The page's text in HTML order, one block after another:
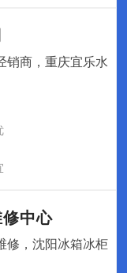
销商，重庆宜乐水
中心
修，沈阳冰箱冰柜